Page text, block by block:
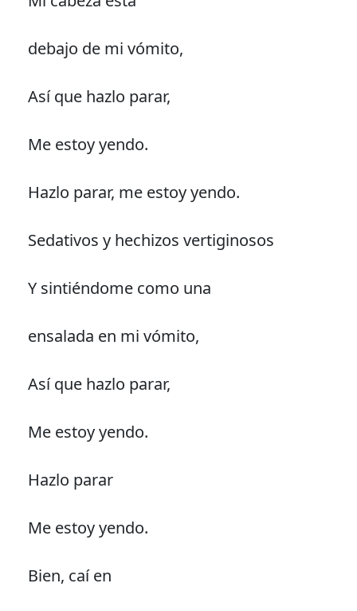
debajo de mi vómito,
Así que hazlo parar,
Me estoy yendo.
Hazlo parar, me estoy yendo.
Sedativos y hechizos vertiginosos
Y sintiéndome como una
ensalada en mi vómito,
Así que hazlo parar,
Me estoy yendo.
Hazlo parar
Me estoy yendo.
Bien, caí en